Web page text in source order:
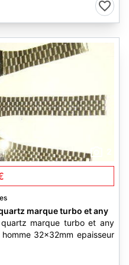
marque turbo et any
marque turbo et any
32x32mm epaisseur